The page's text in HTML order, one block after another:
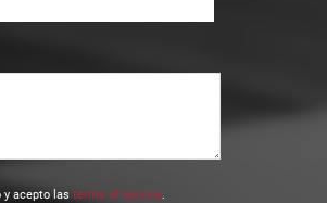
y acepto las terms of service.